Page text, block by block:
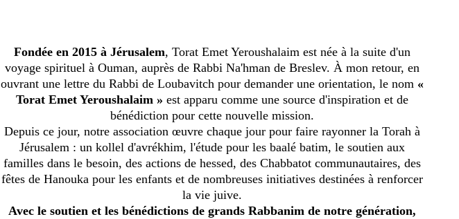
Fondée en 2015 à Jérusalem, Torat Emet Yeroushalaim est née à la suite d'un
voyage spirituel à Ouman, auprès de Rabbi Na'hman de Breslev. À mon retour, en
ouvrant une lettre du Rabbi de Loubavitch pour demander une orientation, le nom «
Torat Emet Yeroushalaim » est apparu comme une source d'inspiration et de
bénédiction pour cette nouvelle mission.
Depuis ce jour, notre association œuvre chaque jour pour faire rayonner la Torah à
Jérusalem : un kollel d'avrékhim, l'étude pour les baalé batim, le soutien aux
familles dans le besoin, des actions de hessed, des Chabbatot communautaires, des
fêtes de Hanouka pour les enfants et de nombreuses initiatives destinées à renforcer
la vie juive.
Avec le soutien et les bénédictions de grands Rabbanim de notre génération,